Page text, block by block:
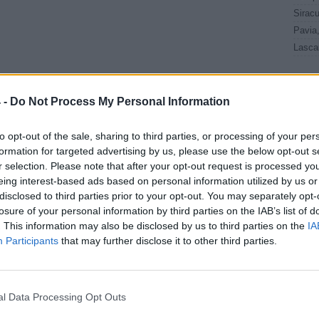
- Do Not Process My Personal Information
opt-out of the sale, sharing to third parties, or processing of your
for targeted advertising by us, please use the below opt-out
selection. Please note that after your opt-out request is processed
interest-based ads based on personal information utilized by us
to third parties prior to your opt-out. You may separately
of your personal information by third parties on the IAB’s list of
This information may also be disclosed by us to third parties on the
Participants that may further disclose it to other third parties.
Data Processing Opt Outs
- Primo Piano
D, ufficiale:
della
26/27 | LIVE
UFFICIALE
Lascaris, è
arrivata l'ufficialità: il club
è ripescato in Serie D
Pompei, caso
la società
le dimissioni
Clamoroso in
Serie D: Fasano escluso
dal prossimo
campionato
Noah Mutanda